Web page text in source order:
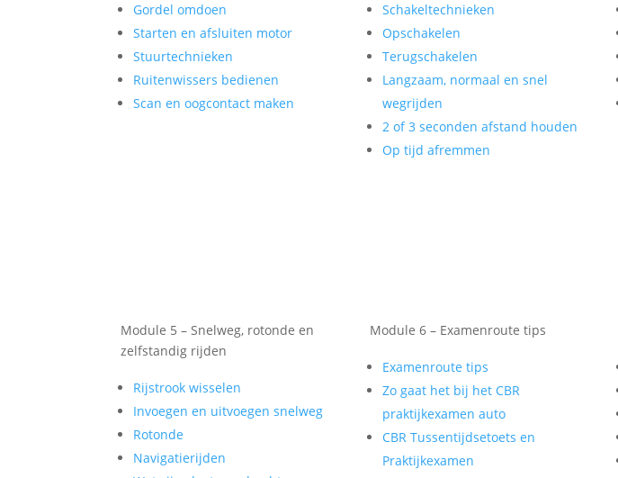
Gordel omdoen
Starten en afsluiten motor
Stuurtechnieken
Ruitenwissers bedienen
Scan en oogcontact maken
Schakeltechnieken
Opschakelen
Terugschakelen
Langzaam, normaal en snel
wegrijden
2 of 3 seconden afstand houden
Op tijd afremmen
Module 5 – Snelweg, rotonde en
zelfstandig rijden
Rijstrook wisselen
Invoegen en uitvoegen snelweg
Rotonde
Navigatierijden
Module 6 – Examenroute tips
Examenroute tips
Zo gaat het bij het CBR
praktijkexamen auto
CBR Tussentijdsetoets en
Praktijkexamen